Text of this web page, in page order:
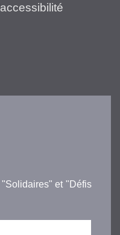
"Solidaires" et "Défis